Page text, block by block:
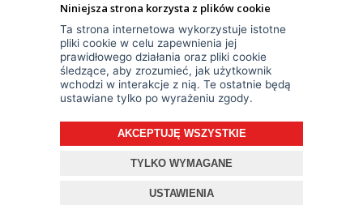
Niniejsza strona korzysta z plików cookie
Ta strona internetowa wykorzystuje istotne
pliki cookie w celu zapewnienia jej
prawidłowego działania oraz pliki cookie
śledzące, aby zrozumieć, jak użytkownik
wchodzi w interakcje z nią. Te ostatnie będą
ustawiane tylko po wyrażeniu zgody.
AKCEPTUJĘ WSZYSTKIE
TYLKO WYMAGANE
USTAWIENIA
7:00 - 15:00
© Wszelkie Prawa Zastrzeżone
Projekt i oprogramowanie sklepu: